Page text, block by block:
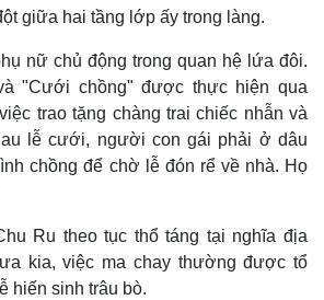
giữa hai tầng lớp ấy trong làng.
nữ chủ động trong quan hệ lứa đôi.
"Cưới chồng" được thực hiện qua
trao tặng chàng trai chiếc nhẫn và
lễ cưới, người con gái phải ở dâu
chồng để chờ lễ đón rể về nhà. Họ
Ru theo tục thổ táng tại nghĩa địa
kia, việc ma chay thường được tổ
hiến sinh trâu bò.